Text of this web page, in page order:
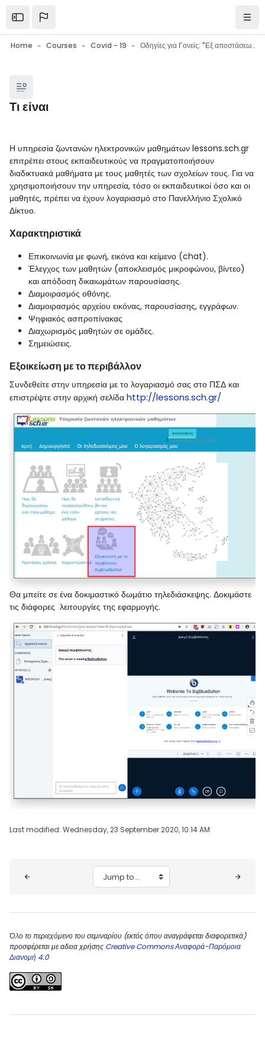
Open the sidebar
Home Courses Covid - 19 Οδηγίες για Γονείς: "Εξ αποστάσεως εκπαίδευση στο σχολείο: Εργαλεία - Συμβουλές - Ψυχολογική υποστήριξη μαθητών"
Blocks
Τι είναι
Blocks
Η υπηρεσία ζωντανών ηλεκτρονικών μαθημάτων lessons.sch.gr
επιτρέπει στους εκπαιδευτικούς να πραγματοποιήσουν
διαδικτυακά μαθήματα με τους μαθητές των σχολείων τους. Για να
χρησιμοποιήσουν την υπηρεσία, τόσο οι εκπαιδευτικοί όσο και οι
μαθητές, πρέπει να έχουν λογαριασμό στο Πανελλήνιο Σχολικό
Δίκτυο.
Χαρακτηριστικά
Επικοινωνία με φωνή, εικόνα και κείμενο (chat).
Έλεγχος των μαθητών (αποκλεισμός μικροφώνου, βίντεο)
και απόδοση δικαιωμάτων παρουσίασης.
Διαμοιρασμός οθόνης.
Διαμοιρασμός αρχείου εικόνας, παρουσίασης, εγγράφων.
Ψηφιακός ασπροπίνακας
Διαχωρισμός μαθητών σε ομάδες.
Σημειώσεις.
Εξοικείωση με το περιβάλλον
Συνδεθείτε στην υπηρεσία με το λογαριασμό σας στο ΠΣΔ και
επιστρέψτε στην αρχική σελίδα http://lessons.sch.gr/
Θα μπείτε σε ένα δοκιμαστικό δωμάτιο τηλεδιάσκεψης. Δοκιμάστε
τις διάφορες λειτουργίες της εφαρμογής.
Last modified: Wednesday, 23 September 2020, 10:14 AM
Jump to...
Όλο το περιεχόμενο του σεμιναρίου (εκτός όπου αναγράφεται διαφορετικά)
προσφέρεται με αδεια χρήσης Creative Commons Αναφορά-Παρόμοια
Διανομή 4.0